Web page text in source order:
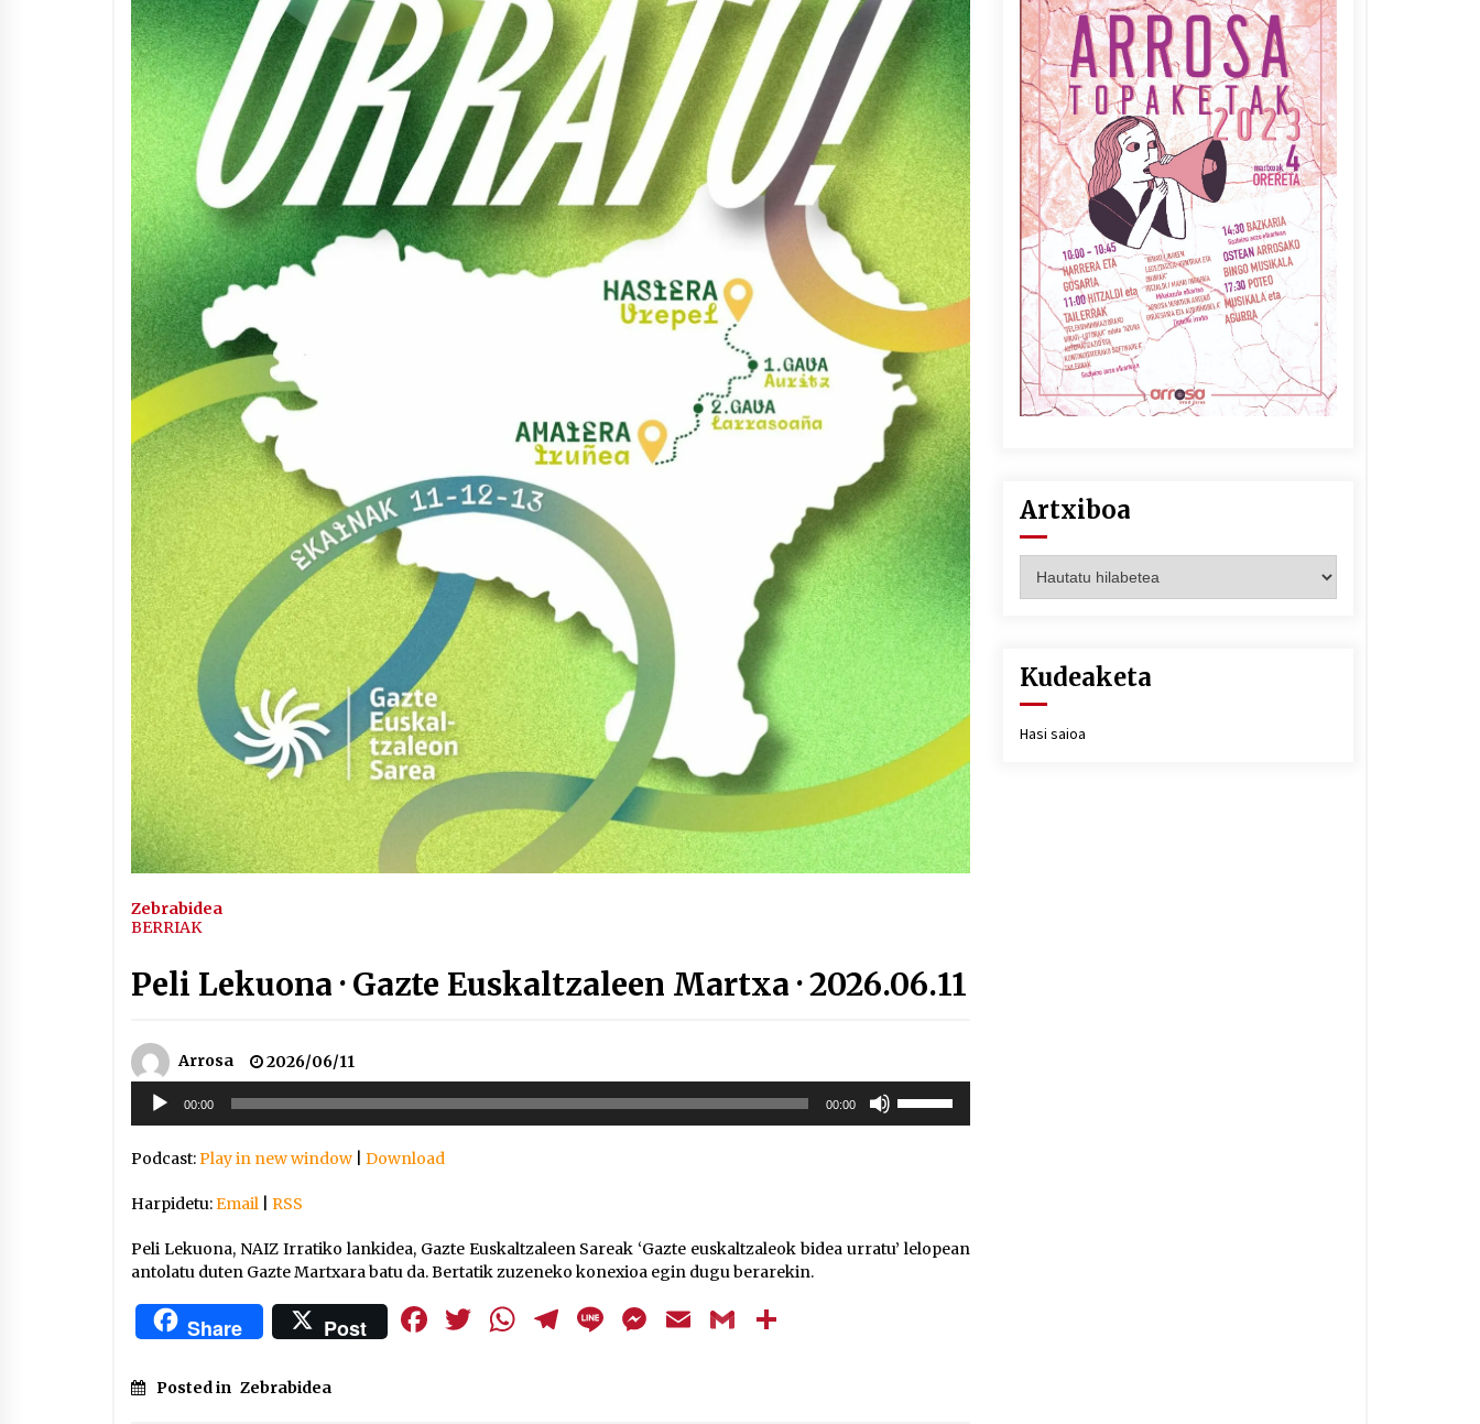
Arrosaren IX. Topaketak –
Mila esker guztioi!
2021/11/11
Arrosa sareko IX. topaketak!
2021/10/13
Azaroak 6 Iurretan Arrosa
sarearen IX. topaketak
2021/10/04
Segura irratian Arrosaren 20
urteez
2021/07/22
Arrosari buruzko erreportaia
2021/07/16
Berria egunkarian
elkarrizketa Arrosaren 20
urteez
2021/07/06
saioan Arrosaren 20 urteez
2021/07/03
Zebrabidearen denboraldi
amaiera EHZtik
2021/07/01
Arrosaren laburpen bideoa
Hamaika Telebistaren eskutik
2021/06/30
Zebrabidea
BERRIAK
Peli Lekuona · Gazte Euskaltzaleen Martxa · 2026.06.11
Arrosa
2026/06/11
Soinu
erreproduzigailua
00:00 00:00
jaisteko.
Podcast:Play in new window Download
Harpidetu:Email RSS
Peli Lekuona, NAIZ Irratiko lankidea, Gazte Euskaltzaleen Sareak ‘Gazte euskaltzaleok bidea urratu’ lelopean
antolatu duten Gazte Martxara batu da. Bertatik zuzeneko konexioa egin dugu berarekin.
Share Post Facebook
Twitter
WhatsApp
Telegram
LineMessenger
EmailGmail
Posted in Zebrabidea
Artxiboa
Kudeaketa
Hasi saioa